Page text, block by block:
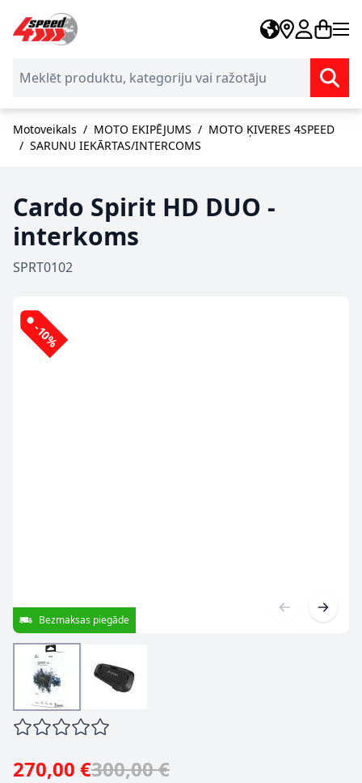
Skip to Content
Motoveikals / MOTO EKIPĒJUMS / MOTO ĶIVERES 4SPEED
/ SARUNU IEKĀRTAS/INTERCOMS
Cardo Spirit HD DUO -
interkoms
SPRT0102
-10%
Bezmaksas piegāde
270,00 €300,00 €